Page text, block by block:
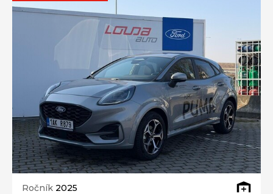
Ročník 2025